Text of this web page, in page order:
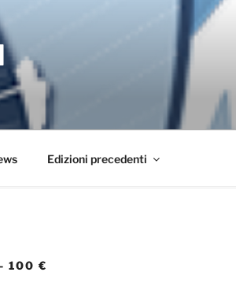
Edizioni precedenti
100 €